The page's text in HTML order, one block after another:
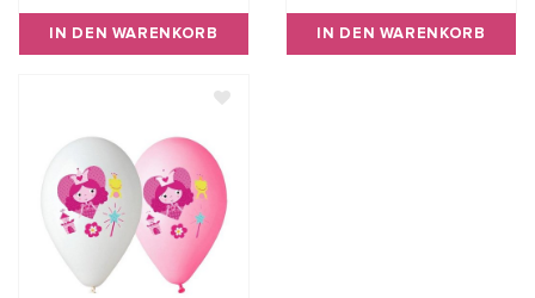
IN DEN WARENKORB IN DEN WARENKORB